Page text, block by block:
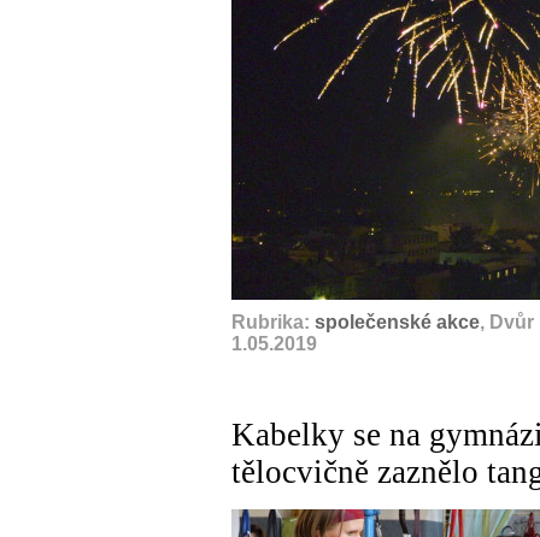
Rubrika: společenské akce, Dvůr
1.05.2019
Kabelky se na
tělocvičně zaznělo